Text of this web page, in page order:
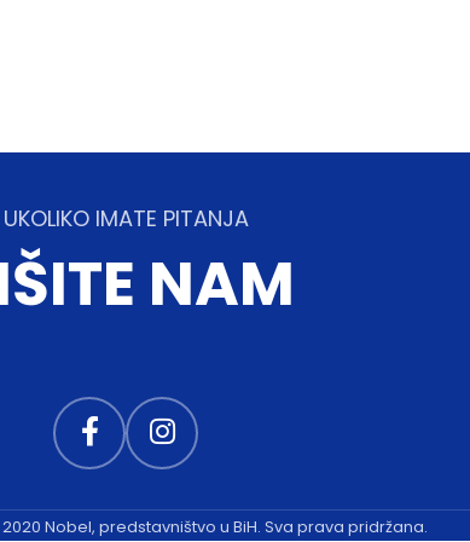
UKOLIKO IMATE PITANJA
NAM
Nobel, predstavništvo u BiH. Sva prava pridržana.